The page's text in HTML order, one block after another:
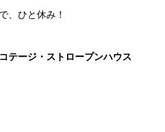
で、ひと休み！
コテージ・ストロープンハウス